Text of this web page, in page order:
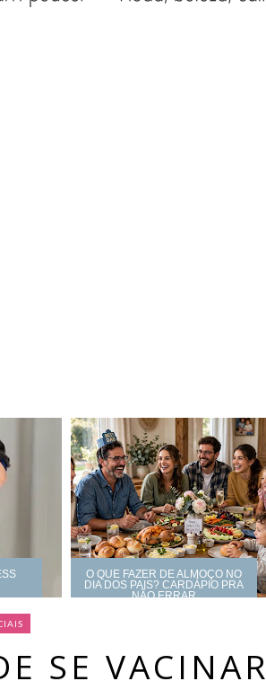
O QUE FAZER DE ALMOÇO NO
DIA DOS PAIS? CARDÁPIO PRA
NÃO ERRAR
SE VACINAR